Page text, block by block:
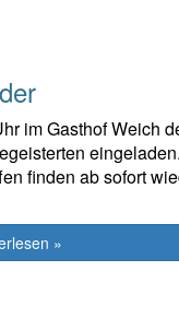
im Gasthof Weich
finden ab sofort
»